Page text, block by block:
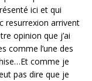
ici et qui
resurrexion arrivent
opinion que j’ai
comme l’une des
comme je
pas dire que je